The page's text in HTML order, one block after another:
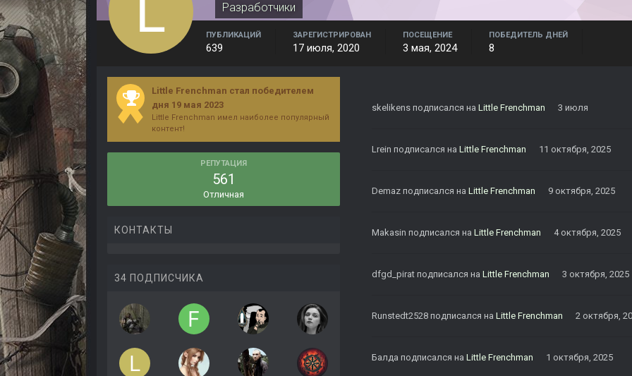
Разработчики
ПУБЛИКАЦИЙ
639
ЗАРЕГИСТРИРОВАН
17 июля, 2020
ПОСЕЩЕНИЕ
3 мая, 2024
ПОБЕДИТЕЛЬ ДНЕЙ
8
Little Frenchman стал победителем
дня 19 мая 2023
Little Frenchman имел наиболее популярный
контент!
РЕПУТАЦИЯ
561
Отличная
КОНТАКТЫ
34 ПОДПИСЧИКА
skelikens подписался на Little Frenchman 3 июля
Lrein подписался на Little Frenchman 11 октября, 2025
Demaz подписался на Little Frenchman 9 октября, 2025
Makasin подписался на Little Frenchman 4 октября, 2025
dfgd_pirat подписался на Little Frenchman 3 октября, 2025
Runstedt2528 подписался на Little Frenchman 2 октября,
Балда подписался на Little Frenchman 1 октября, 2025